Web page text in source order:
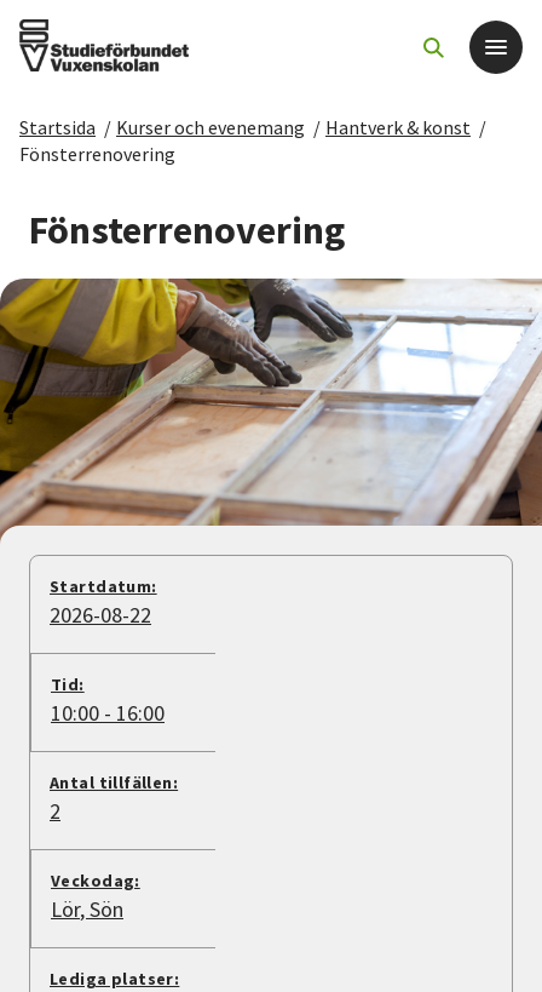
Det här gör vi
För dig som
Sök kurser och evenemang
Om SV
Starta studiecirkel
Cirkelledare
Nyheter
Avdelningar
Lyssna
Startsida / Kurser och evenemang / Hantverk & konst /
Fönsterrenovering
Fönsterrenovering
Startdatum:
2026-08-22
Tid:
10:00 - 16:00
Antal tillfällen:
2
Veckodag:
Lör Sön
Lediga platser: